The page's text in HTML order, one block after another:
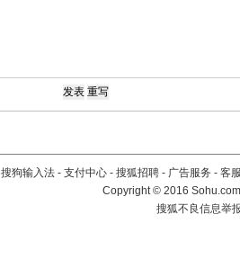
搜狗输入法 - 支付中心 - 搜狐招聘 - 广告服务 - 客
Copyright©2016
搜狐不良信息举